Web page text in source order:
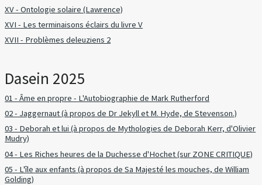
XV - Ontologie solaire (Lawrence)
XVI - Les terminaisons éclairs du livre V
XVII - Problèmes deleuziens 2
Dasein 2025
01 - Âme en propre - L'Autobiographie de Mark Rutherford
02 - Jaggernaut (à propos de Dr Jekyll et M. Hyde, de Stevenson.)
03 - Deborah et lui (à propos de Mythologies de Deborah Kerr, d'Olivier
Mudry)
04 - Les Riches heures de la Duchesse d'Hochet (sur ZONE CRITIQUE)
05 - L'île aux enfants (à propos de Sa Majesté les mouches, de William
Golding)